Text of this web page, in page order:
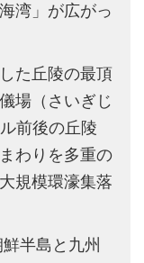
湾」が広がっ
た丘陵の最頂
場（さいぎじ
前後の丘陵
わりを多重の
規模環濠集落
半島と九州